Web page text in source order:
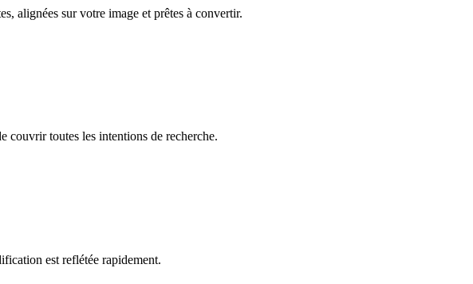
alignées sur votre image et prêtes à convertir.
couvrir toutes les intentions de recherche.
est reflétée rapidement.